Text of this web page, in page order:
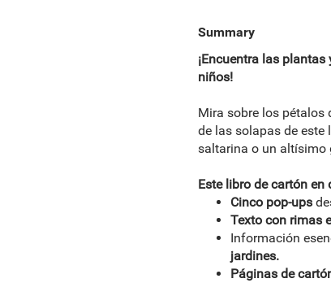
Summary
¡Encuentra las
niños!
Mira sobre los pétalos
de las solapas de este
saltarina o un altísimo
Este libro de cartón
Cinco pop-ups
Texto con rimas
Información
jardines.
Páginas de